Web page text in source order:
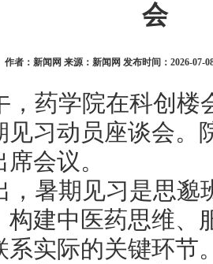
会
作者：新闻网 来源：新闻网 发布时间：2026-07-
，药学院在科创楼
见习动员座谈会。
会议。
，暑期见习是思邈
构建中医药思维、
系实际的关键环节